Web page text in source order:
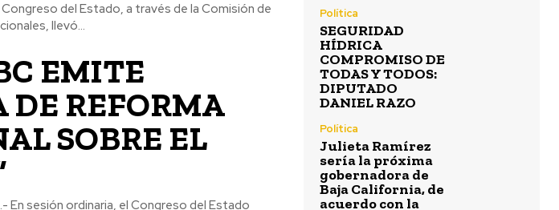
del Estado, a través de la Comisión de
llevó...
EMITE
DE REFORMA
SOBRE EL
En sesión ordinaria, el Congreso del Estado
Política
SEGURIDAD
HÍDRICA
COMPROMISO DE
TODAS Y TODOS:
DIPUTADO
DANIEL RAZO
Política
Julieta Ramírez
sería la próxima
gobernadora de
Baja California, de
acuerdo con la